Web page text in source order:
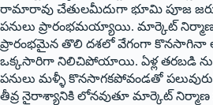
రామారావు చేతులమీదుగా భూమి పూజ
పనులు ప్రారంభమయ్యాయి. మార్కెట్‌ ‌నిర్మాణ
ప్రారంభమైన తొలి దశలో వేగంగా కొనసాగినా
ఒక్కసారిగా నిలిచిపోయాయి. ఏళ్ల తరబడి
పనులు మళ్ళీ కొనసాగకపోవండతో
తీవ్ర నైరాశ్యానికి లోనవుతూ మార్కెట్‌ ‌నిర్మాణ